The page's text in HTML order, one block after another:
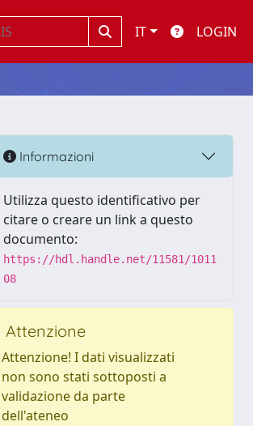
IT LOGIN
Informazioni
Utilizza questo identificativo per
citare o creare un link a questo
documento:
https://hdl.handle.net/11581/1011
08
Attenzione
Attenzione! I dati visualizzati
non sono stati sottoposti a
validazione da parte
dell'ateneo